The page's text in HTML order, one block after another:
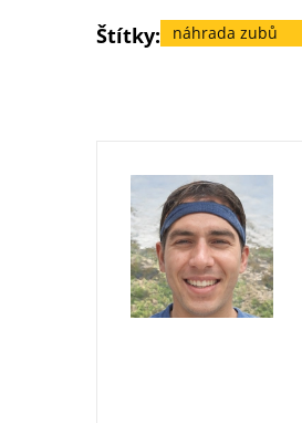
Štítky: náhrada zubů